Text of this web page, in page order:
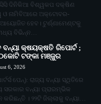
ଦିନିକିଆ ବିଶ୍ୱକପ ଦକ୍ଷିଣ
ଓ ନାମିବିଆରେ ଅକ୍ଟୋବର-
ହେବ। ଟୁର୍ଣ୍ଣାମେଣ୍ଟକୁ
ବିଭିନ୍ନ…
କ୍ଷୟକ୍ଷତି ରିପୋର୍ଟ ;
ଟଙ୍କା ମଞ୍ଜୁର
6, 2026
ପେନ୍‌): ରାଜ୍ୟ ବନ୍ୟା ସ୍ଥିତିରେ
ସରକାର ବନ୍ୟା ପ୍ରାରମ୍ଭିକ
। ୨୨ଟି ଜିଲ୍ଲାକୁ ବନ୍ୟା…